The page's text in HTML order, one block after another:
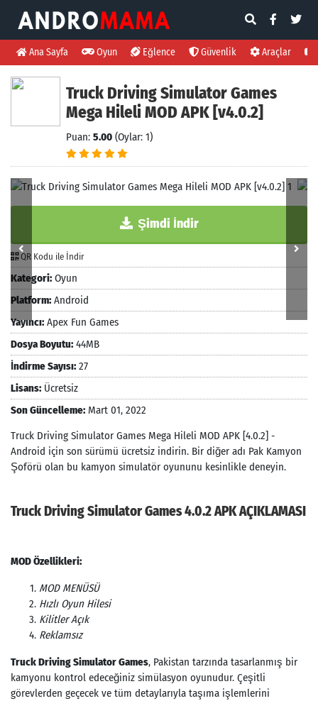
Ana Sayfa Oyun Eğlence Güvenlik Araçlar
Truck Driving Simulator Games
Mega Hileli MOD APK [v4.0.2]
Puan: 5.00 (Oylar: 1)
Şimdi İndir
QR Kodu ile İndir
Kategori: Oyun
Platform: Android
Yayıncı: Apex Fun Games
Dosya Boyutu: 44MB
İndirme Sayısı: 27
Lisans: Ücretsiz
Son Güncelleme: Mart 01, 2022
Truck Driving Simulator Games Mega Hileli MOD APK [4.0.2] -
Android için son sürümü ücretsiz indirin. Bir diğer adı Pak Kamyon
Şoförü olan bu kamyon simulatör oyununu kesinlikle deneyin.
Truck Driving Simulator Games 4.0.2 APK AÇIKLAMASI
MOD Özellikleri:
MOD MENÜSÜ
Hızlı Oyun Hilesi
Kilitler Açık
Reklamsız
Truck Driving Simulator Games, Pakistan tarzında tasarlanmış bir
kamyonu kontrol edeceğiniz simülasyon oyunudur. Çeşitli
görevlerden geçecek ve tüm detaylarıyla taşıma işlemlerini